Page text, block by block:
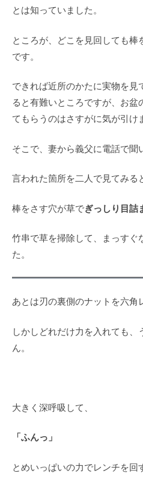
とは知っていました。
ところが、どこを見回しても
です。
できれば近所のかたに実物を見
ると有難いところですが、お盆
てもらうのはさすがに気が引け
そこで、妻から義父に電話で聞
言われた箇所を二人で見てみる
棒をさす穴が草でぎっしり目詰
竹串で草を掃除して、まっすぐ
た。
あとは刃の裏側のナットを六角
しかしどれだけ力を入れても
ん。
大きく深呼吸して、
「ふんっ」
とめいっぱいの力でレンチを回